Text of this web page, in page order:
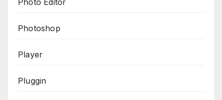
Photoshop
Player
Pluggin